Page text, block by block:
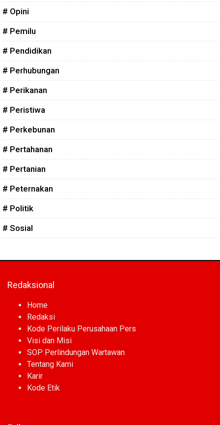
# Opini
# Pemilu
# Pendidikan
# Perhubungan
# Perikanan
# Peristiwa
# Perkebunan
# Pertahanan
# Pertanian
# Peternakan
# Politik
# Sosial
Redaksional
Home
Redaksi
Kode Perilaku Perusahaan Pers
Visi dan Misi
SOP Perlindungan Wartawan
Tentang Kami
Karir
Kode Etik